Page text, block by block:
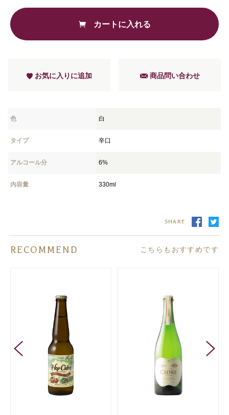
カートに入れる
お気に入りに追加 商品問い合わせ
色 白
タイプ 辛口
アルコール分 6%
内容量 330ml
SHARE
RECOMMEND こちらもおすすめです